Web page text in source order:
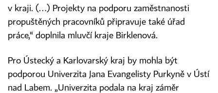
v kraji. (…) Projekty na podporu zaměstnanosti
propuštěných pracovníků připravuje také úřad
práce,“ doplnila mluvčí kraje Birklenová.
Pro Ústecký a Karlovarský kraj by mohla být
podporou Univerzita Jana Evangelisty Purkyně v Ústí
nad Labem. „Univerzita podala na kraj záměr